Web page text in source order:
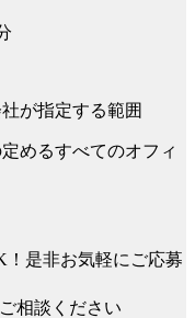
が指定する範囲
めるすべてのオフィ
！是非お気軽にご応募
相談ください